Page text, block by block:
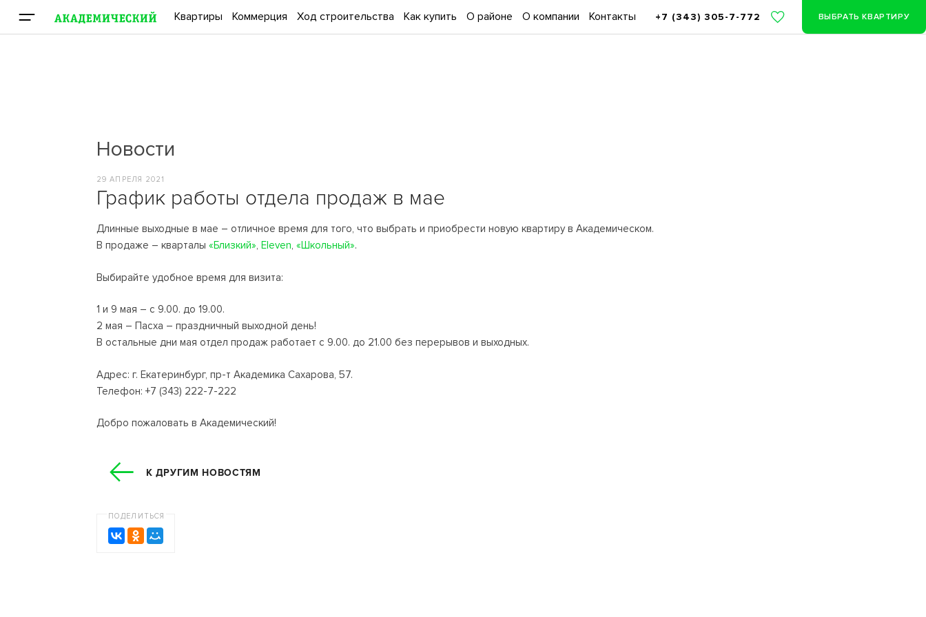
Квартиры Коммерция Ход строительства Как купить О районе О компании Контакты +7 (343) 305-7-772 ВЫБРАТЬ КВАРТИРУ
Новости
29 АПРЕЛЯ 2021
График работы отдела продаж в мае
Длинные выходные в мае – отличное время для того, что выбрать и приобрести новую квартиру в Академическом.
В продаже – кварталы «Близкий», Eleven, «Школьный».
Выбирайте удобное время для визита:
1 и 9 мая – с 9.00. до 19.00.
2 мая – Пасха – праздничный выходной день!
В остальные дни мая отдел продаж работает с 9.00. до 21.00 без перерывов и выходных.
Адрес: г. Екатеринбург, пр-т Академика Сахарова, 57.
Телефон: +7 (343) 222-7-222
Добро пожаловать в Академический!
К ДРУГИМ НОВОСТЯМ
ПОДЕЛИТЬСЯ